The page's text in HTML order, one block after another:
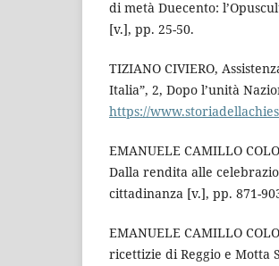
di metà Duecento:
[v.], pp. 25-50.
TIZIANO CIVIERO,
Italia”, 2, Dopo l’unità
https://
EMANUELE CAMILLO
Dalla rendita alle
cittadinanza [v.], pp. 871-
EMANUELE CAMILLO
ricettizie di Reggio e Motta